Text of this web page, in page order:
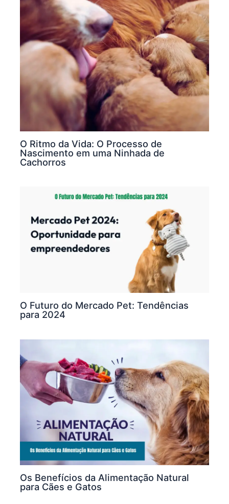
O Ritmo da Vida: O Processo de
Nascimento em uma Ninhada de
Cachorros
O Futuro do Mercado Pet: Tendências
para 2024
Os Benefícios da Alimentação Natural
para Cães e Gatos